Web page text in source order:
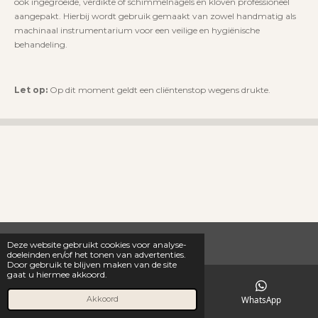
Deze website gebruikt cookies voor analyse-
doeleinden en/of het tonen van advertenties.
Door gebruik te blijven maken van de site
gaat u hiermee akkoord.
Akkoord
aangepakt. Hierbij wordt gebruik gemaakt van zowel handmatig als
machinaal instrumentarium voor een veilige en hygiënische
behandeling.
Let op: Op dit moment geldt een cliëntenstop wegens drukte.
WhatsApp